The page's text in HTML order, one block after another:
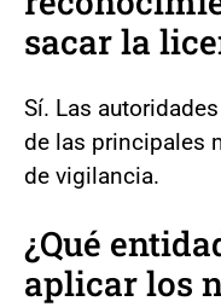
sacar la
Sí. Las
de las principales
de vigilancia.
¿Qué
aplicar los